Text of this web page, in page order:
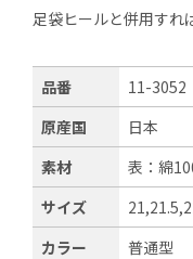
足袋ヒールと併用すれ
品番
11-3052
原産国
日本
素材
表：綿
サイズ
カラー
普通型